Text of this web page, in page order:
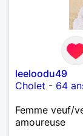
leeloodu49
Cholet - 64
Femme veuf/
amoureuse